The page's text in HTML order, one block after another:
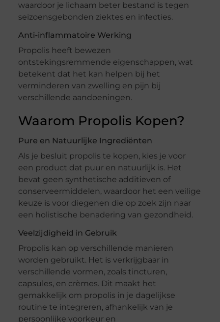
waardoor je lichaam beter bestand is tegen
seizoensgebonden ziektes en infecties.
Anti-inflammatoire Werking
Propolis heeft bewezen
ontstekingsremmende eigenschappen, wat
betekent dat het kan helpen bij het
verminderen van zwelling en pijn bij
verschillende aandoeningen.
Waarom Propolis Kopen?
Pure en Natuurlijke Ingrediënten
Als je besluit propolis te kopen, kies je voor
een product dat puur en natuurlijk is. Het
bevat geen synthetische additieven of
conserveermiddelen, waardoor het een veilige
keuze is voor diegenen die op zoek zijn naar
een holistische benadering van gezondheid.
Veelzijdigheid in Gebruik
Propolis kan op verschillende manieren
worden gebruikt. Het is verkrijgbaar in
verschillende vormen, zoals tincturen,
capsules, en crèmes. Dit maakt het
gemakkelijk om propolis in je dagelijkse
routine te integreren, afhankelijk van je
persoonlijke voorkeur en